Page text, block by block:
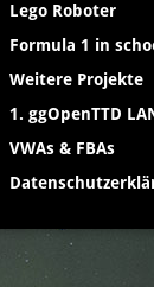
Lego Roboter
Formula 1 in
Weitere Projekte
1. ggOpenTTD
VWAs & FBAs